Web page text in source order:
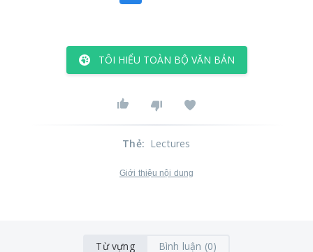
TÔI HIỂU TOÀN BỘ VĂN BẢN
Thẻ: Lectures
Giới thiệu nội dung
Từ vựng Bình luận (0)